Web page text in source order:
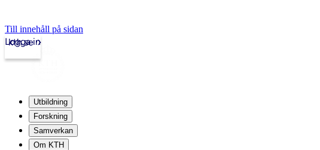
Till innehåll på sidan
kth.se
Logga in
Utbildning
Forskning
Samverkan
Om KTH